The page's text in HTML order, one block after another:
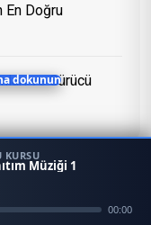
En Doğru
ve Sürücü
Mezun
dokunun
KURSU
Müziği 1
00:00